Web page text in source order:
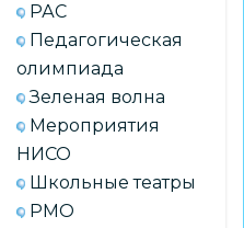
РАС
Педагогическая
олимпиада
Зеленая волна
Мероприятия
НИСО
Школьные театры
РМО